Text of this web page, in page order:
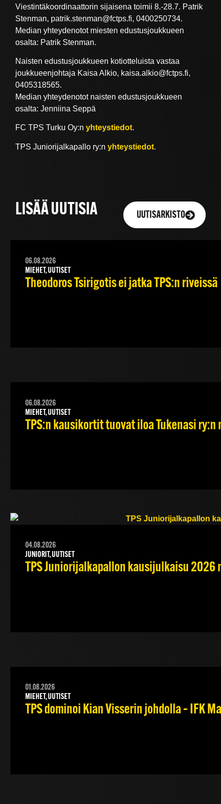
Viestintäkoordinaattorin sijaisena toimii 8.-28.7. Patrik
Stenman, patrik.stenman@fctps.fi, 0400250734.
Median yhteydenotot miesten edustusjoukkueen
osalta: Patrik Stenman.
Naisten edustusjoukkueen kotiotteluista vastaa
joukkueenjohtaja Kaisa Alkio, kaisa.alkio@fctps.fi,
0405318565.
Median yhteydenotot naisten edustusjoukkueen
osalta: Jenniina Seppä
FC TPS Turku Oy:nyhteystiedot.
TPS Juniorijalkapallo ry:nyhteystiedot.
LISÄÄ UUTISIA UUTISARKISTO
06.08.2026
MIEHET, UUTISET
Theodoros Tsirigotis ei jatka TPS:n riveissä
06.08.2026
MIEHET, UUTISET
TPS:n kausikortit tuovat iloa Tukenasi
04.08.2026
JUNIORIT, UUTISET
TPS Juniorijalkapallon kausijulkaisu 2026
01.08.2026
MIEHET, UUTISET
TPS dominoi Kian Visserin johdolla – IFK